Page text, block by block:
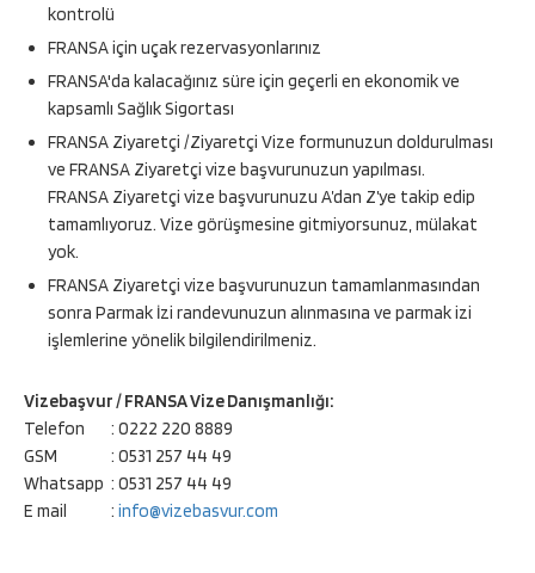
kontrolü
FRANSA için uçak rezervasyonlarınız
FRANSA'da kalacağınız süre için geçerli en ekonomik ve
kapsamlı Sağlık Sigortası
FRANSA Ziyaretçi /Ziyaretçi Vize formunuzun doldurulması
ve FRANSA Ziyaretçi vize başvurunuzun yapılması.
FRANSA Ziyaretçi vize başvurunuzu A’dan Z’ye takip edip
tamamlıyoruz. Vize görüşmesine gitmiyorsunuz, mülakat
yok.
FRANSA Ziyaretçi vize başvurunuzun tamamlanmasından
sonra Parmak İzi randevunuzun alınmasına ve parmak izi
işlemlerine yönelik bilgilendirilmeniz.
Vizebaşvur / FRANSA Vize Danışmanlığı:
Telefon
: 0222 220 8889
GSM
: 0531 257 44 49
Whatsapp : 0531 257 44 49
E mail
: info@vizebasvur.com